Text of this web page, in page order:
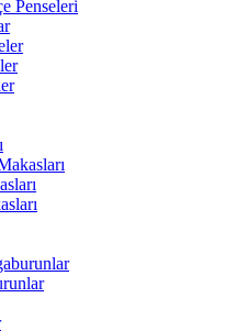
Penseleri